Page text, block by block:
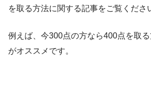
を取る方法に関する記事をご覧くださ
例えば、今300点の方なら400点を取
がオススメです。